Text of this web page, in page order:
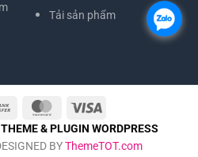
Tải sản phẩm
& PLUGIN WORDPRESS
BYThemeTOT.com
.